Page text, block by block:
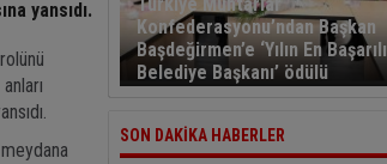
yansıdı.
Konfederasyonu’ndan Başkan
Başdeğirmen’e ‘Yılın En Başarılı
Belediye Başkanı’ ödülü
SON DAKİKA HABERLER